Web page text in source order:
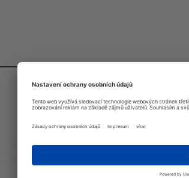
TABULKA VELIKOSTÍ